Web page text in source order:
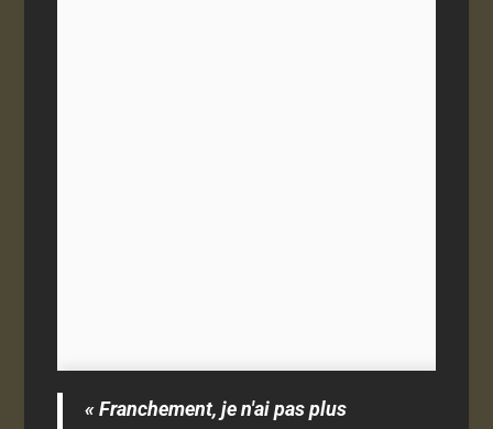
« Franchement, je n'ai pas plus